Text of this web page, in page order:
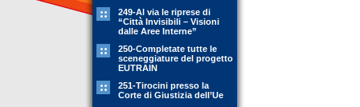
249-Al via le riprese di
“Città Invisibili – Visioni
dalle Aree Interne”
250-Completate tutte le
sceneggiature del progetto
EUTRAIN
251-Tirocini presso la
Corte di Giustizia dell’Ue